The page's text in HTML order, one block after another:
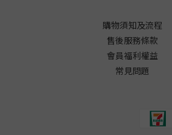
購物須知及流程
售後服務條款
會員福利權益
常見問題